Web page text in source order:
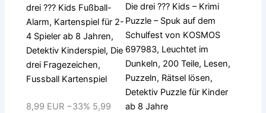
drei ??? Kids Fußball-
Alarm, Kartenspiel für 2-
4 Spieler ab 8 Jahren,
Detektiv Kinderspiel, Die
drei Fragezeichen,
Fussball Kartenspiel
8,99 EUR −33% 5,99
Die drei ??? Kids – Krimi
Puzzle – Spuk auf dem
Schulfest von KOSMOS
697983, Leuchtet im
Dunkeln, 200 Teile, Lesen,
Puzzeln, Rätsel lösen,
Detektiv Puzzle für Kinder
ab 8 Jahre